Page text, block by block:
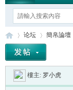
»
论坛
›
簡帛論壇
樓主: 罗小虎